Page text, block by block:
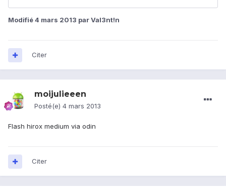
Modifié4 mars 2013 par Val3nt!n
Citer
moijulieeen
Posté(e) 4 mars 2013
Flash hirox medium via odin
Citer